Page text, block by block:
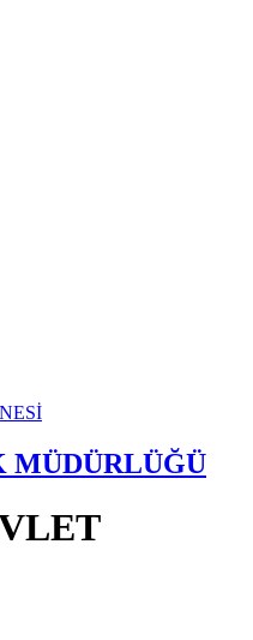
MÜDÜRLÜĞÜ